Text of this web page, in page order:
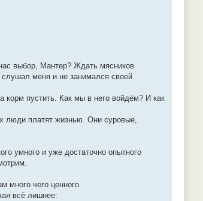
выбор, Мантер? Ждать мясников
меня и не занимался своей
корм пустить. Как мы в него войдём? И как
люди платят жизнью. Они суровые,
умного и уже достаточно опытного
много чего ценного.
всё лишнее: